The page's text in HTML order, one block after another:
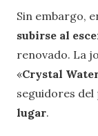
Sin embargo,
subirse al
renovado. La
«Crystal
seguidores del
lugar.